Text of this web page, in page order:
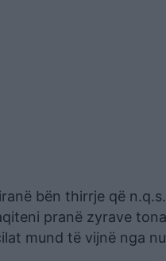
bën thirrje që
pranë zyrave
mund të vijnë nga